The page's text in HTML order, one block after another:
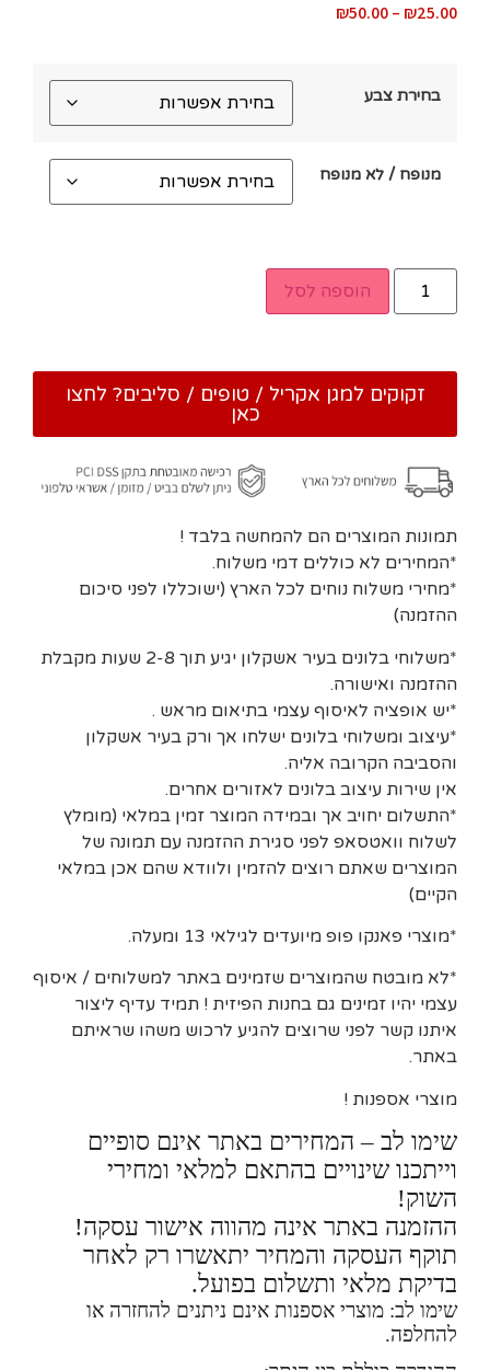
₪25.00
–
₪50.00
בחירת צבע
מנופח / לא מנופח
הוספה לסל
זקוקים למגן אקריל / טופים / סליבים? לחצו
כאן
תמונות המוצרים הם להמחשה בלבד !
*המחירים לא כוללים דמי משלוח.
*מחירי משלוח נוחים לכל הארץ (ישוכללו לפני סיכום
ההזמנה)
*משלוחי בלונים בעיר אשקלון יגיע תוך 2-8 שעות מקבלת
ההזמנה ואישורה.
*יש אופציה לאיסוף עצמי בתיאום מראש .
*עיצוב ומשלוחי בלונים ישלחו אך ורק בעיר אשקלון
והסביבה הקרובה אליה.
אין שירות עיצוב בלונים לאזורים אחרים.
*התשלום יחויב אך ובמידה המוצר זמין במלאי (מומלץ
לשלוח וואטסאפ לפני סגירת ההזמנה עם תמונה של
המוצרים שאתם רוצים להזמין ולוודא שהם אכן במלאי
הקיים)
*מוצרי פאנקו פופ מיועדים לגילאי 13 ומעלה.
*לא מובטח שהמוצרים שזמינים באתר למשלוחים / איסוף
עצמי יהיו זמינים גם בחנות הפיזית ! תמיד עדיף ליצור
איתנו קשר לפני שרוצים להגיע לרכוש משהו שראיתם
באתר.
מוצרי אספנות !
שימו לב – המחירים באתר אינם סופיים
וייתכנו שינויים בהתאם למלאי ומחירי
השוק!
ההזמנה באתר אינה מהווה אישור עסקה!
תוקף העסקה והמחיר יתאשרו רק לאחר
בדיקת מלאי ותשלום בפועל.
שימו לב: מוצרי אספנות אינם ניתנים להחזרה או
להחלפה.